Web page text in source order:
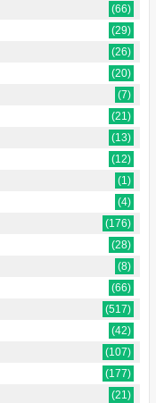
(66)
(29)
(26)
(20)
(7)
(21)
(13)
(12)
(1)
(4)
(176)
(28)
(8)
(66)
(517)
(42)
(107)
(177)
(21)